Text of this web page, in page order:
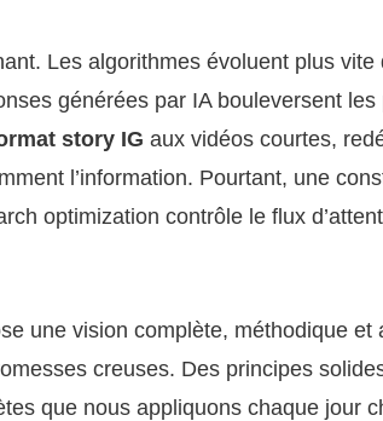
Les algorithmes évoluent plus
générées par IA bouleversent
story IG aux vidéos courtes,
l’information. Pourtant, une
optimization contrôle le flux
une vision complète, méthodique et
creuses. Des principes
que nous appliquons chaque jour